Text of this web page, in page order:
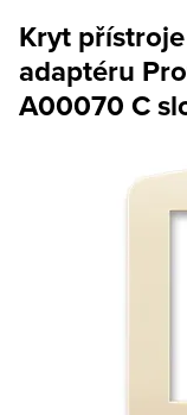
Kryt
adaptéru
A00070 C